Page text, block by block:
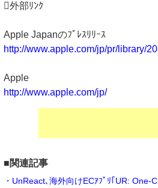
外部ﾘﾝｸ
Apple Japanのﾌﾟﾚｽﾘﾘｰｽ
http://www.apple.com/jp/pr/library/
Apple
http://www.apple.com/jp/
■関連記事
・UnReact､海外向けECｱﾌﾟﾘ｢UR: One-